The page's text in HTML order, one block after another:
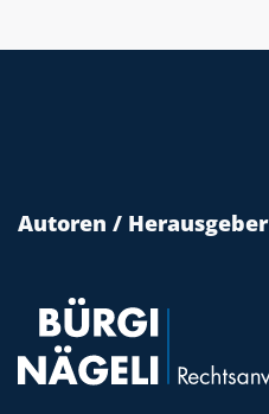
Autoren / Herausgeber